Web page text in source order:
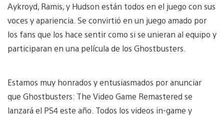
Aykroyd, Ramis, y Hudson están todos en el juego con sus
voces y apariencia. Se convirtió en un juego amado por
los fans que los hace sentir como si se unieran al equipo y
participaran en una película de los Ghostbusters.
Estamos muy honrados y entusiasmados por anunciar
que Ghostbusters: The Video Game Remastered se
lanzará el PS4 este año. Todos los videos in-game y